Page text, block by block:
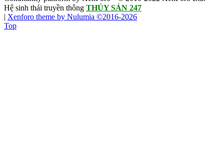
Hệ sinh thái truyền thông THỦY SẢN 247
| Xenforo theme by Nulumia ©2016-2026
Top